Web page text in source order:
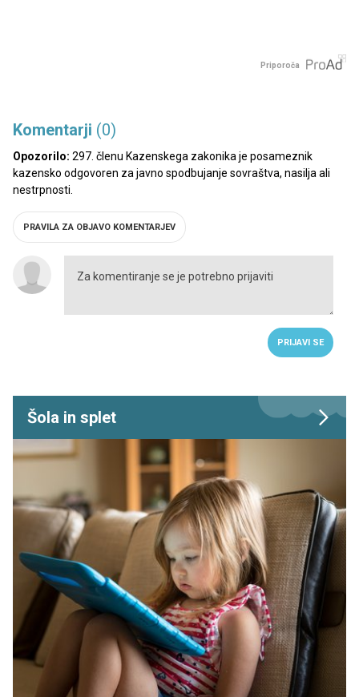
Priporoča
Komentarji (0)
Opozorilo: 297. členu Kazenskega zakonika je posameznik
kazensko odgovoren za javno spodbujanje sovraštva, nasilja ali
nestrpnosti.
PRAVILA ZA OBJAVO KOMENTARJEV
PRIJAVI SE
Šola in splet